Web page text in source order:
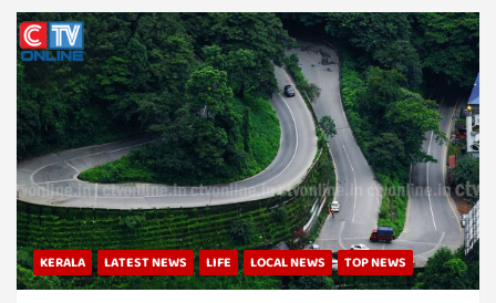
KERALA LATEST NEWS LIFE LOCAL NEWS TOP NEWS